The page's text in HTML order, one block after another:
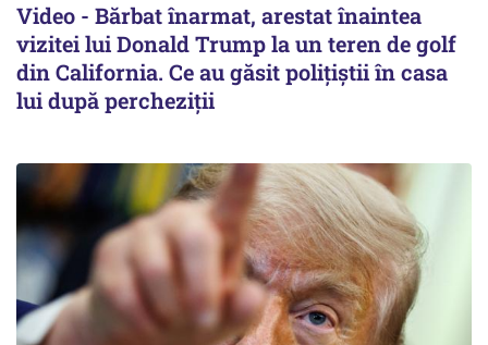
Video - Bărbat înarmat, arestat înaintea
vizitei lui Donald Trump la un teren de golf
din California. Ce au găsit polițiștii în casa
lui după percheziții